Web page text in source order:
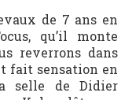
de 7 ans en
qu’il monte
reverrons dans
fait sensation en
selle de Didier